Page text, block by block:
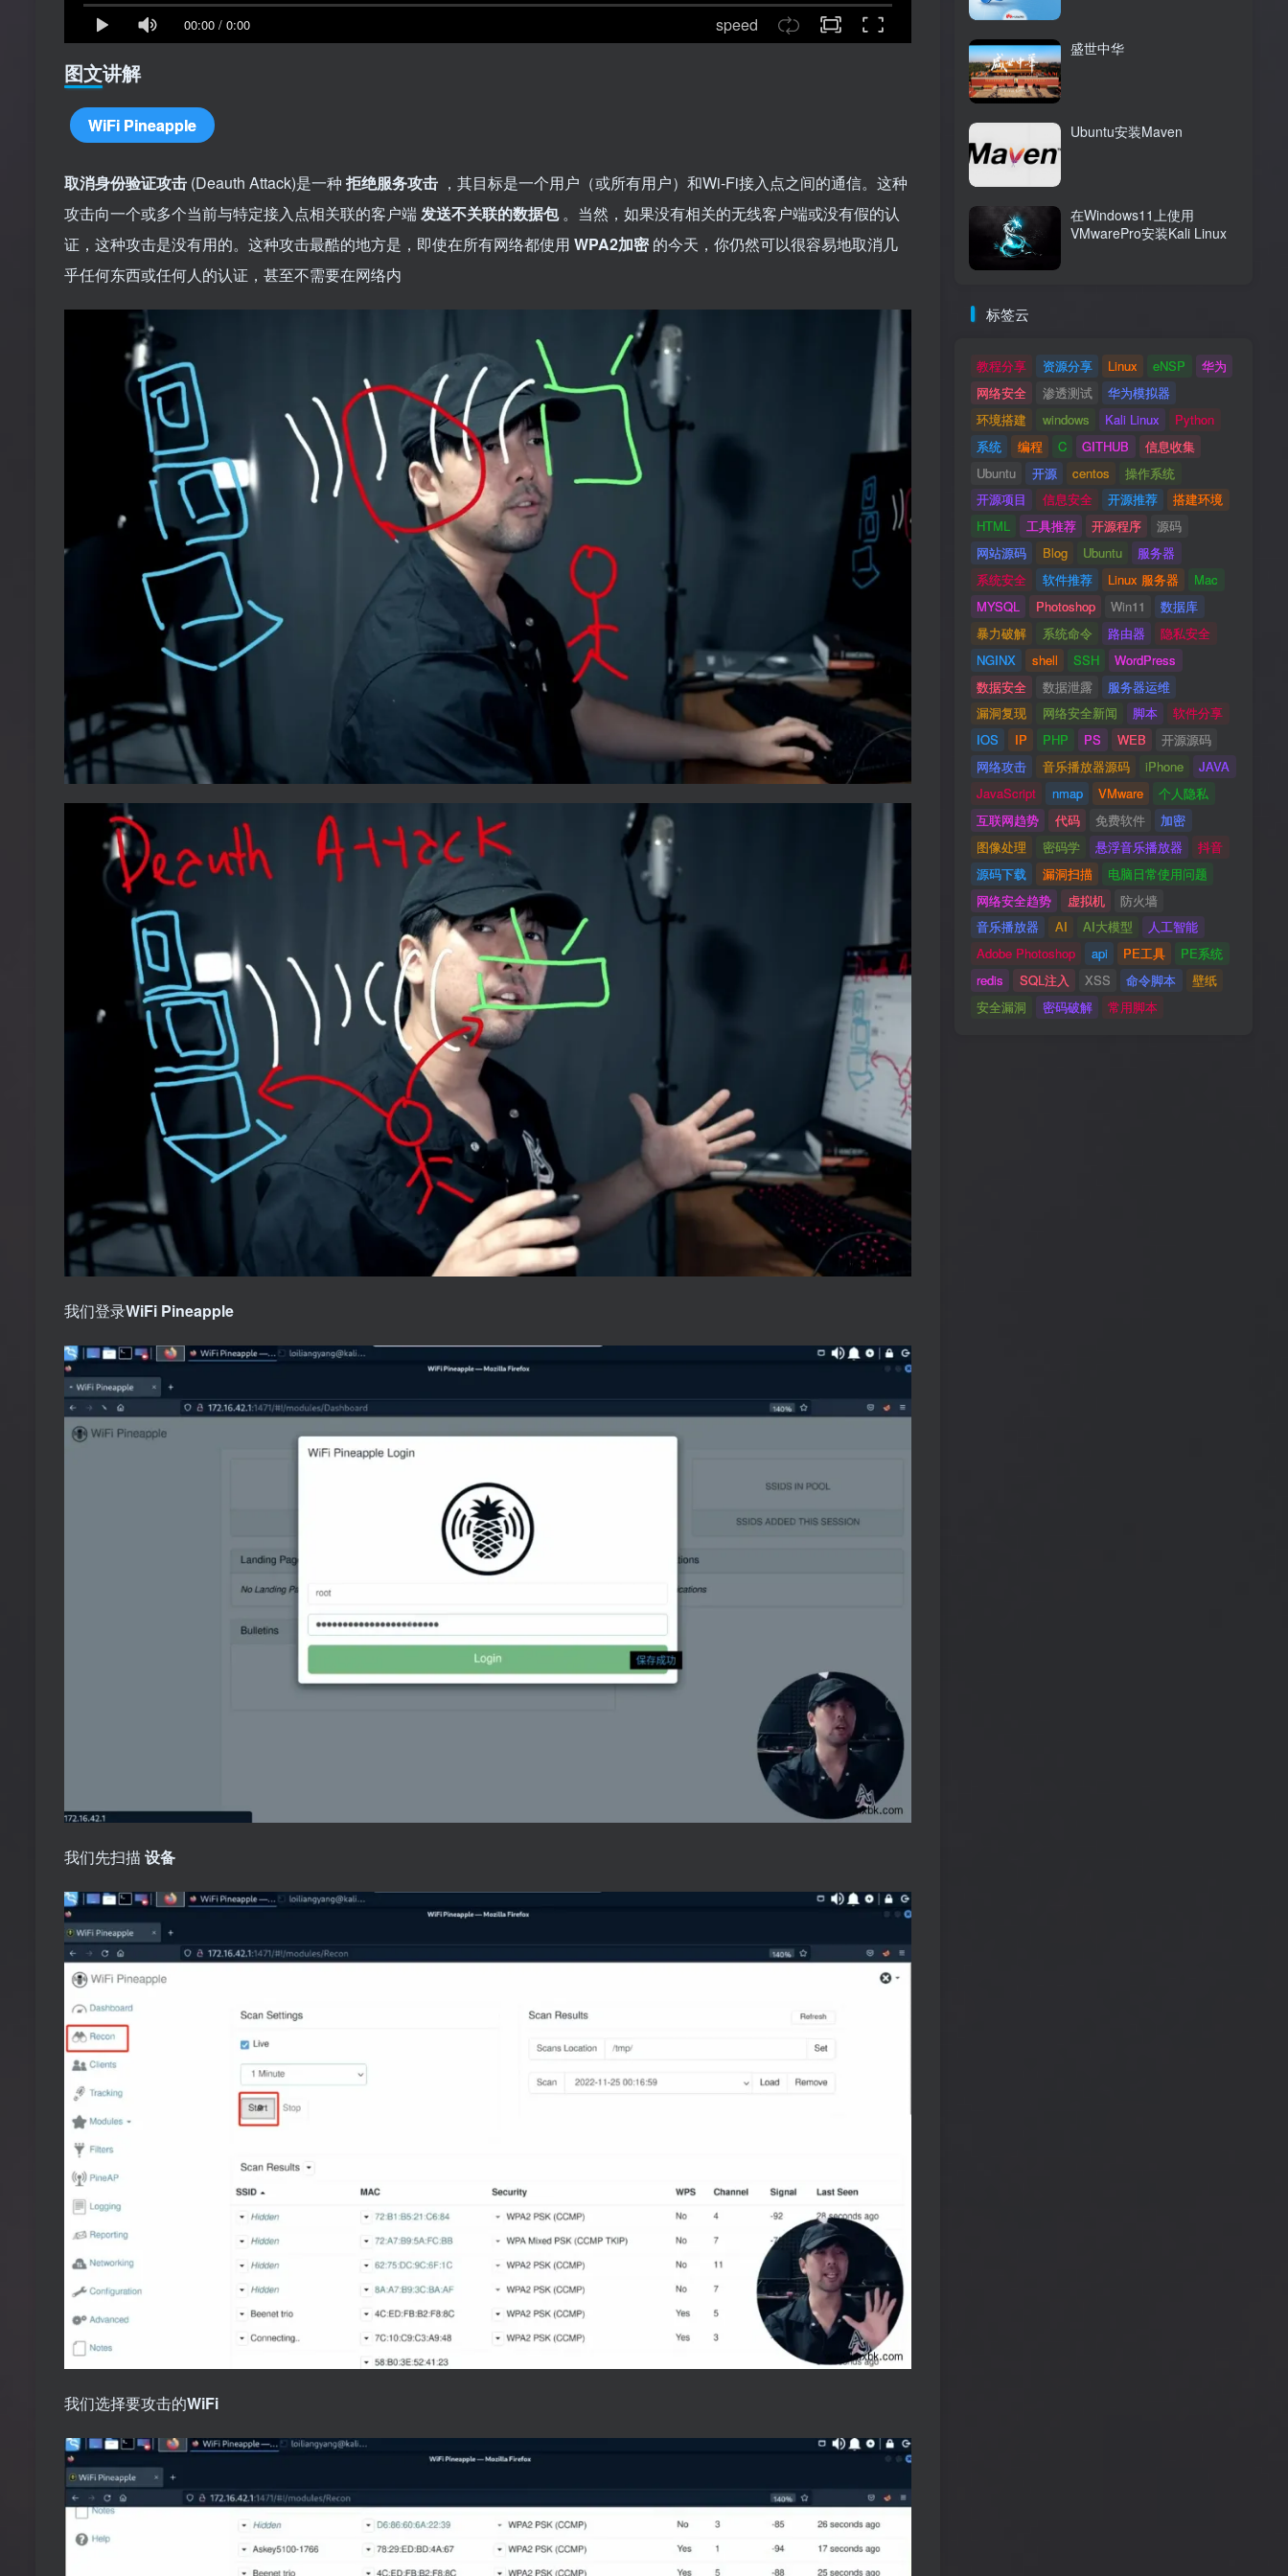
00:00 / 0:00 speed
图文讲解
WiFi Pineapple
取消身份验证攻击 (Deauth Attack)是一种 拒绝服务攻击 ，其目标是一个用户（或所有用户）和Wi-Fi接入点之间的通信。这种
攻击向一个或多个当前与特定接入点相关联的客户端发送不关联的数据包。当然，如果没有相关的无线客户端或没有假的认
证，这种攻击是没有用的。这种攻击最酷的地方是，即使在所有网络都使用 WPA2加密的今天，你仍然可以很容易地取消几
乎任何东西或任何人的认证，甚至不需要在网络内
我们登录WiFi Pineapple
我们先扫描 设备
我们选择要攻击的WiFi
盛世中华
Ubuntu安装Maven
在Windows11上使用
VMwarePro安装Kali Linux
标签云
教程分享 资源分享 Linux eNSP
华为
网络安全
渗透测试
华为模拟器
环境搭建
windows Kali Linux
Python
系统
编程 C GITHUB
信息收集
Ubuntu
开源 centos
操作系统
开源项目
信息安全 开源推荐
搭建环境
HTML
工具推荐 开源程序
源码
网站源码
Blog Ubuntu
服务器
系统安全
软件推荐 Linux 服务器
Mac
MYSQL
Photoshop Win11
数据库
暴力破解
系统命令 路由器
隐私安全
NGINX
shell SSH
WordPress
数据安全
数据泄露
服务器运维
漏洞复现
网络安全新闻 脚本
软件分享
IOS
IP PHP PS WEB
开源源码
网络攻击
音乐播放器源码 iPhone
JAVA
JavaScript
nmap VMware
个人隐私
互联网趋势
代码 免费软件
加密
图像处理
密码学 悬浮音乐播放器
抖音
源码下载
漏洞扫描
电脑日常使用问题
网络安全趋势
虚拟机
防火墙
音乐播放器
AI AI大模型
人工智能
Adobe Photoshop
api PE工具
PE系统
redis
SQL注入 XSS 命令脚本
壁纸
安全漏洞
密码破解 常用脚本